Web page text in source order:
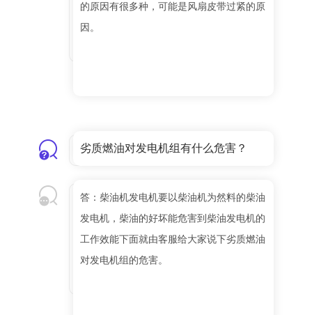
的原因有很多种，可能是风扇皮带过紧的原
因。
劣质燃油对发电机组有什么危害？
答：柴油机发电机要以柴油机为然料的柴油
发电机，柴油的好坏能危害到柴油发电机的
工作效能下面就由客服给大家说下劣质燃油
对发电机组的危害。